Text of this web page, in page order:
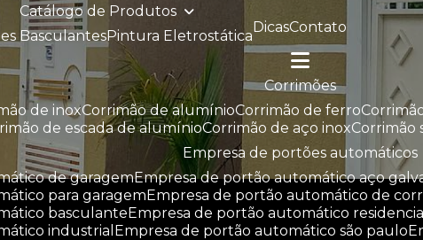
Catálogo de Produtos
Basculantes
Pintura Eletrostática
Dicas Contato
corrimões
de inox corrimão de alumínio corrimão de ferro
de escada de alumínio corrimão de aço inox
empresa de portões automáticos
de garagem empresa de portão automático aço
para garagem
empresa de portão automático de
basculante
empresa de portão automático residencial
industrial
empresa de portão automático são paulo